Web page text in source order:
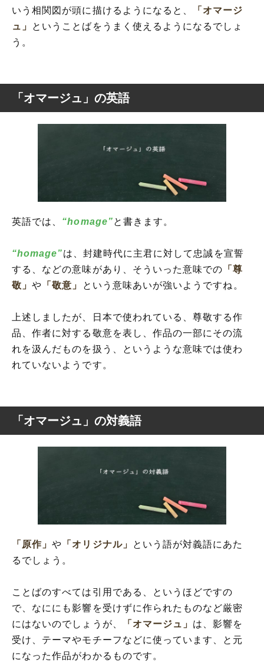
いう相関図が頭に描けるようになると、
「オマージ
ュ」
ということばをうまく使えるようになるでしょ
う。
「オマージュ」の英語
英語では、 “homage”と書きます。
“homage”は、封建時代に主君に対して忠誠を宣誓
する、などの意味があり、そういった意味での 「尊
敬」や 「敬意」 という意味あいが強いようですね。
上述しましたが、日本で使われている、尊敬する作
品、作者に対する敬意を表し、作品の一部にその流
れを汲んだものを扱う、というような意味では使わ
れていないようです。
「オマージュ」の対義語
「原作」や 「オリジナル」
という語が対義語にあた
るでしょう。
ことばのすべては引用である、というほどですの
で、なににも影響を受けずに作られたものなど厳密
にはないのでしょうが、
「オマージュ」 は、影響を
受け、テーマやモチーフなどに使っています、と元
になった作品がわかるものです。